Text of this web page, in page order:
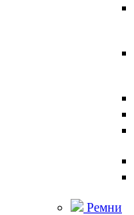
Ремни